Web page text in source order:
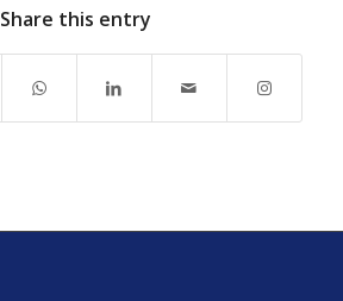
Share this entry